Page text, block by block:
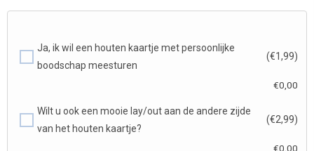
Ja, ik wil een houten kaartje met persoonlijke
boodschap meesturen
(€1,99)
€0,00
Wilt u ook een mooie lay/out aan de andere zijde
van het houten kaartje?
(€2,99)
€0,00